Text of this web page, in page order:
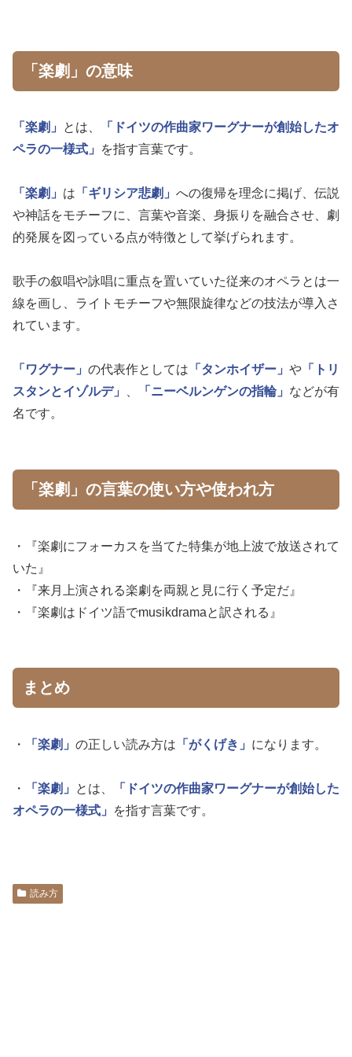
「楽劇」の意味
「楽劇」 とは、
「ドイツの作曲家ワーグナーが創始したオ
ペラの一様式」
を指す言葉です。
「楽劇」 は 「ギリシア悲劇」 への復帰を理念に掲げ、伝説
や神話をモチーフに、言葉や音楽、身振りを融合させ、劇
的発展を図っている点が特徴として挙げられます。
歌手の叙唱や詠唱に重点を置いていた従来のオペラとは一
線を画し、ライトモチーフや無限旋律などの技法が導入さ
れています。
「ワグナー」 の代表作としては 「タンホイザー」 や 「トリ
スタンとイゾルデ」
、 「ニーベルンゲンの指輪」 などが有
名です。
「楽劇」の言葉の使い方や使われ方
・『楽劇にフォーカスを当てた特集が地上波で放送されて
いた』
・『来月上演される楽劇を両親と見に行く予定だ』
・『楽劇はドイツ語でmusikdramaと訳される』
まとめ
・ 「楽劇」 の正しい読み方は 「がくげき」 になります。
・ 「楽劇」 とは、
「ドイツの作曲家ワーグナーが創始した
オペラの一様式」
を指す言葉です。
読み方